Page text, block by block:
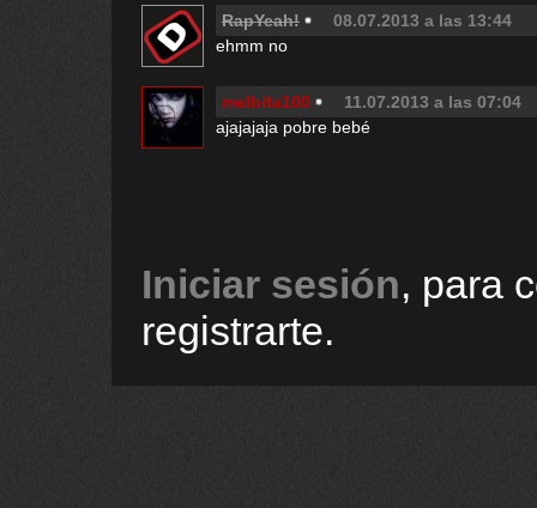
RapYeah!
08.07.2013 a las 13:44
ehmm no
melbita100
11.07.2013 a las 07:04
ajajajaja pobre bebé
Iniciar sesión, para
registrarte.